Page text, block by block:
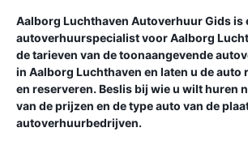
Aalborg Luchthaven Autoverhuur Gidsis
autoverhuurspecialist voorAalborg
de tarieven van de toonaangevende
in Aalborg Luchthaven en laten u de auto
en reserveren. Beslis bij wie u wilt huren
van de prijzen en de type auto van de
autoverhuurbedrijven.